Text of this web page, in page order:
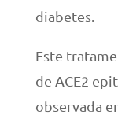
diabetes.
Este
de ACE2
observada